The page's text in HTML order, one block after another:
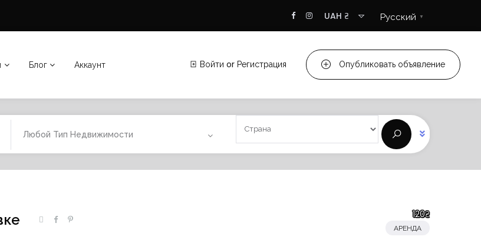
UAH ₴ Русский ▼
Блог Аккаунт Войти or Регистрация Опубликовать объявление
Любой Тип Недвижимости
120₴
АРЕНДА